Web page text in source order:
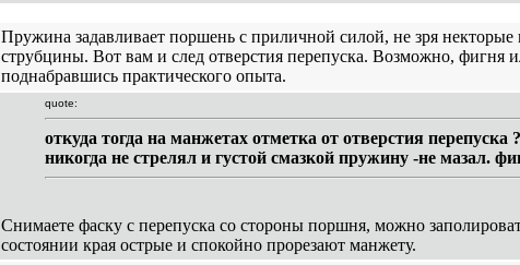
Пружина задавливает поршень с приличной силой, не зря некторые
струбцины. Вот вам и след отверстия перепуска. Возможно, фигня
поднабравшись практического опыта.
quote:
откуда тогда на манжетах отметка от отверстия
никогда не стрелял и густой смазкой пружину -не мазал.
Снимаете фаску с перепуска со стороны поршня, можно
состоянии края острые и спокойно прорезают манжету.